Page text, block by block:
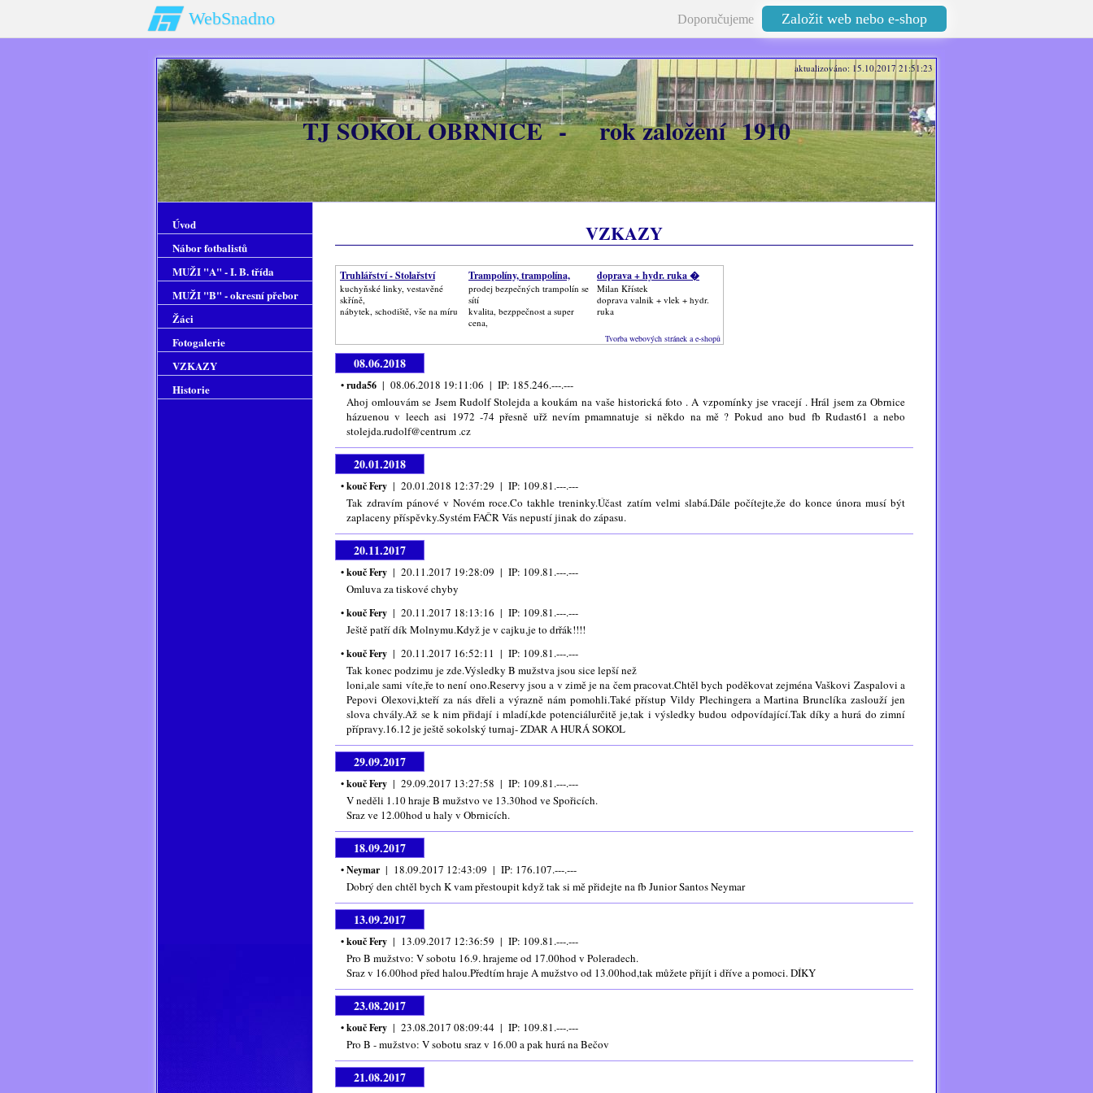
WebSnadno Doporučujeme Založit web nebo e-shop
aktualizováno: 15.10.2017 21:51:23
TJ SOKOL OBRNICE - rok založení 1910
VZKAZY
Truhlářství - Stolařství
kuchyňské linky, vestavěné
skříně,
nábytek, schodiště, vše na míru
Trampolíny, trampolína,
prodej bezpečných trampolín se
sítí
kvalita, bezppečnost a super
cena,
doprava + hydr. ruka �
Milan Křístek
doprava valnik + vlek + hydr.
ruka
Tvorba webových stránek a e-shopů
08.06.2018
• ruda56 | 08.06.2018 19:11:06 | IP: 185.246.---.---
Ahoj omlouvám se Jsem Rudolf Stolejda a koukám na vaše historická foto . A vzpomínky jse vracejí . Hrál jsem za Obrnice
házuenou v leech asi 1972 -74 přesně uřž nevím pmamnatuje si někdo na mě ? Pokud ano bud fb Rudast61 a nebo
stolejda.rudolf@centrum .cz
20.01.2018
• kouč Fery | 20.01.2018 12:37:29 | IP: 109.81.---.---
Tak zdravím pánové v Novém roce.Co takhle treninky.Účast zatím velmi slabá.Dále počítejte,že do konce února musí být
zaplaceny příspěvky.Systém FAČR Vás nepustí jinak do zápasu.
20.11.2017
• kouč Fery | 20.11.2017 19:28:09 | IP: 109.81.---.---
Omluva za tiskové chyby
• kouč Fery | 20.11.2017 18:13:16 | IP: 109.81.---.---
Ještě patří dík Molnymu.Když je v cajku,je to drřák!!!!
• kouč Fery | 20.11.2017 16:52:11 | IP: 109.81.---.---
Tak konec podzimu je zde.Výsledky B mužstva jsou sice lepší než
loni,ale sami víte,ře to není ono.Reservy jsou a v zimě je na čem pracovat.Chtěl bych poděkovat zejména Vaškovi Zaspalovi a
Pepovi Olexovi,kteří za nás dřeli a výrazně nám pomohli.Také přístup Vildy Plechingera a Martina Brunclíka zaslouží jen
slova chvály.Až se k nim přidají i mladí,kde potenciálurčitě je,tak i výsledky budou odpovídající.Tak díky a hurá do zimní
přípravy.16.12 je ještě sokolský turnaj- ZDAR A HURÁ SOKOL
29.09.2017
• kouč Fery | 29.09.2017 13:27:58 | IP: 109.81.---.---
V neděli 1.10 hraje B mužstvo ve 13.30hod ve Spořicích.
Sraz ve 12.00hod u haly v Obrnicích.
18.09.2017
• Neymar | 18.09.2017 12:43:09 | IP: 176.107.---.---
Dobrý den chtěl bych K vam přestoupit když tak si mě přidejte na fb Junior Santos Neymar
13.09.2017
• kouč Fery | 13.09.2017 12:36:59 | IP: 109.81.---.---
Pro B mužstvo: V sobotu 16.9. hrajeme od 17.00hod v Poleradech.
Sraz v 16.00hod před halou.Předtím hraje A mužstvo od 13.00hod,tak můžete přijít i dříve a pomoci. DÍKY
23.08.2017
• kouč Fery | 23.08.2017 08:09:44 | IP: 109.81.---.---
Pro B - mužstvo: V sobotu sraz v 16.00 a pak hurá na Bečov
21.08.2017
Úvod
Nábor fotbalistů
MUŽI "A" - I. B. třída
MUŽI "B" - okresní přebor
Žáci
Fotogalerie
VZKAZY
Historie